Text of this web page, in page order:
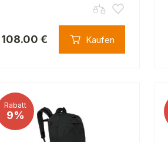
108.00 € Kaufen
Rabatt
9%